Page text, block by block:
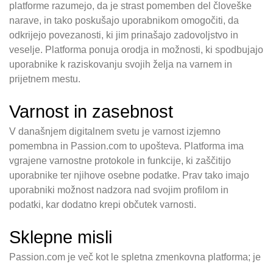
platforme razumejo, da je strast pomemben del človeške
narave, in tako poskušajo uporabnikom omogočiti, da
odkrijejo povezanosti, ki jim prinašajo zadovoljstvo in
veselje. Platforma ponuja orodja in možnosti, ki spodbujajo
uporabnike k raziskovanju svojih želja na varnem in
prijetnem mestu.
Varnost in zasebnost
V današnjem digitalnem svetu je varnost izjemno
pomembna in Passion.com to upošteva. Platforma ima
vgrajene varnostne protokole in funkcije, ki zaščitijo
uporabnike ter njihove osebne podatke. Prav tako imajo
uporabniki možnost nadzora nad svojim profilom in
podatki, kar dodatno krepi občutek varnosti.
Sklepne misli
Passion.com je več kot le spletna zmenkovna platforma; je